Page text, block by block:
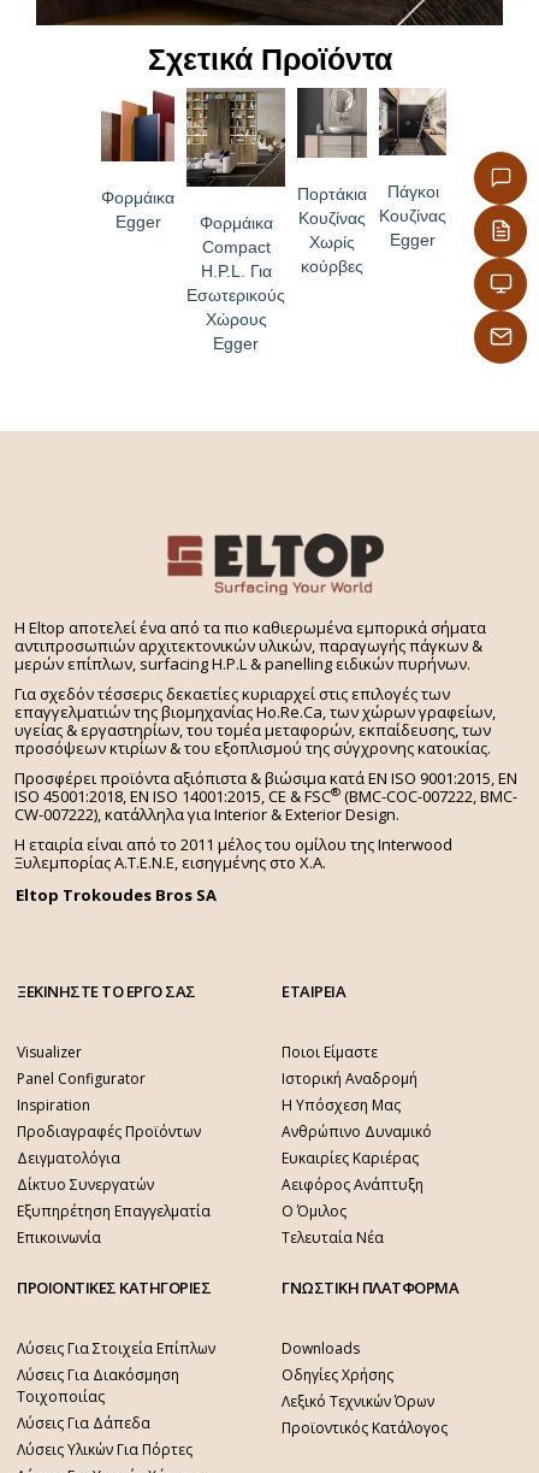
θάμπωμα
– Υψηλή αντοχή στα χημικά
– Υψηλή αισθητική, υφή και αφή
Σχετικά Προϊόντα
Φορμάικα
Egger
Φορμάικα
Compact
H.P.L. Για
Εσωτερικούς
Χώρους
Egger
Πορτάκια
Κουζίνας
Χωρίς
κούρβες
Πάγκοι
Κουζίνας
Egger
H Eltop αποτελεί ένα από τα πιο καθιερωμένα εμπορικά σήματα
αντιπροσωπιών αρχιτεκτονικών υλικών, παραγωγής πάγκων &
μερών επίπλων, surfacing H.P.L & panelling ειδικών πυρήνων.
Για σχεδόν τέσσερις δεκαετίες κυριαρχεί στις επιλογές των
επαγγελματιών της βιομηχανίας Ho.Re.Ca, των χώρων γραφείων,
υγείας & εργαστηρίων, του τομέα μεταφορών, εκπαίδευσης, των
προσόψεων κτιρίων & του εξοπλισμού της σύγχρονης κατοικίας.
Προσφέρει προϊόντα αξιόπιστα & βιώσιμα κατά EN ISO 9001:2015, EN
ISO 45001:2018, EN ISO 14001:2015,CE & FSC® (BMC-COC-007222, BMC-
CW-007222), κατάλληλα για Interior & Exterior Design.
Η εταιρία είναι από το 2011 μέλος του ομίλου της Interwood
Ξυλεμπορίας Α.Τ.Ε.Ν.Ε, εισηγμένης στο Χ.A.
Eltop Trokoudes Bros SA
ΞΕΚΙΝΗΣΤΕ ΤΟ ΕΡΓΟ ΣΑΣ
Visualizer
Panel Configurator
Inspiration
Προδιαγραφές Προϊόντων
Δειγματολόγια
Δίκτυο Συνεργατών
Εξυπηρέτηση Επαγγελματία
Επικοινωνία
ΕΤΑΙΡΕΙΑ
Ποιοι Είμαστε
Ιστορική Αναδρομή
Η Υπόσχεση Μας
Ανθρώπινο Δυναμικό
Ευκαιρίες Καριέρας
Αειφόρος Ανάπτυξη
Ο Όμιλος
Τελευταία Νέα
ΠΡΟΙΟΝΤΙΚΕΣ ΚΑΤΗΓΟΡΙΕΣ
Λύσεις Για Στοιχεία Επίπλων
Λύσεις Για Διακόσμηση
Τοιχοποιίας
Λύσεις Για Δάπεδα
Λύσεις Υλικών Για Πόρτες
ΓΝΩΣΤΙΚΗ ΠΛΑΤΦΟΡΜΑ
Downloads
Οδηγίες Χρήσης
Λεξικό Τεχνικών Όρων
Προϊοντικός Κατάλογος